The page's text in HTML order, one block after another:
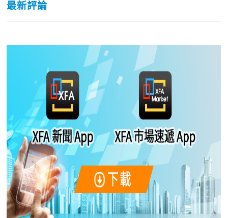
最新評論